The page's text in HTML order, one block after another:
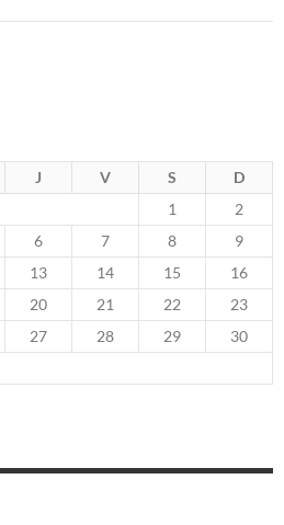
J V S
D
1
2
6 7 8
9
13 14 15
16
20 21 22
23
27 28 29
30